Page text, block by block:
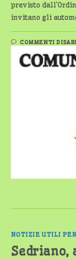
previsto
invitano gli
COMMENTI
NOTIZIE UTILI